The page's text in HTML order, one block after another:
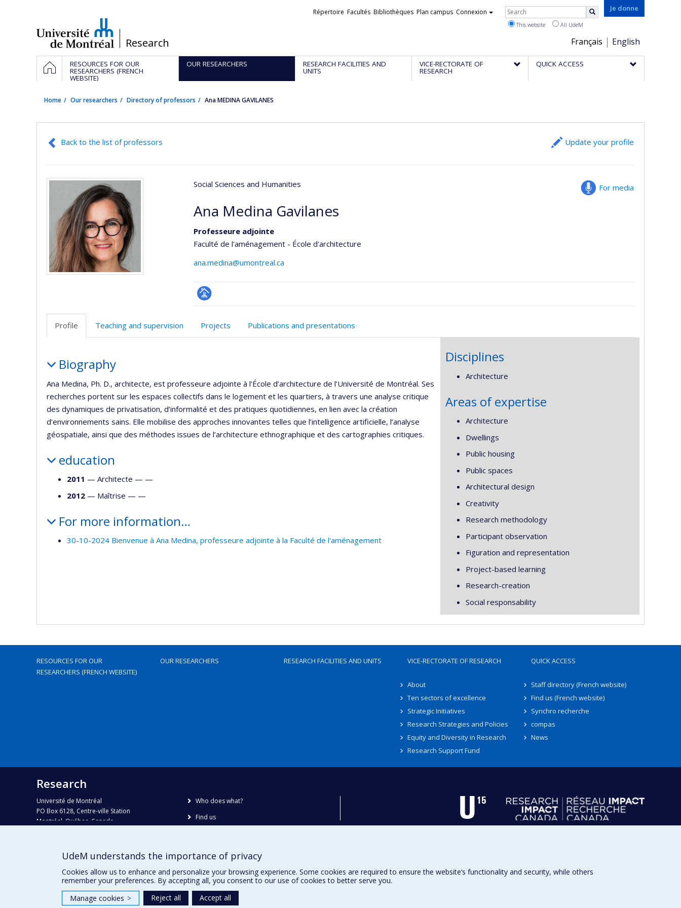
/Research
Je donne
Choix
de
la
Français English
Liens
Répertoire Facultés Bibliothèques Plan campus Connexion Rechercher
This website All UdeM
Navigation
principale
HOMERESOURCES FOR OUR
RESEARCHERS (FRENCH
WEBSITE)
OUR RESEARCHERS RESEARCH FACILITIES AND
UNITS
VICE-RECTORATE OF
RESEARCH
QUICK ACCESS
Home Our researchers Directory of professors Ana MEDINA GAVILANES
Back to the list of professors Update your profile
For media
Social Sciences and Humanities
Ana Medina Gavilanes
Professeure adjointe
Faculté de l'aménagement - École d'architecture
ana.medina@umontreal.ca
Page
(faculté,département,école)
Profile Teaching and supervision Projects Publications and presentations
Biography
Ana Medina, Ph. D., architecte, est professeure adjointe à l’École d’architecture de l’Université de Montréal. Ses
recherches portent sur les espaces collectifs dans le logement et les quartiers, à travers une analyse critique
des dynamiques de privatisation, d’informalité et des pratiques quotidiennes, en lien avec la création
d’environnements sains. Elle mobilise des approches innovantes telles que l’intelligence artificielle, l’analyse
géospatiale, ainsi que des méthodes issues de l’architecture ethnographique et des cartographies critiques.
education
2011 — Architecte — —
2012 — Maîtrise — —
For more information…
30-10-2024 Bienvenue à Ana Medina, professeure adjointe à la Faculté de l'aménagement
Disciplines
Architecture
Areas of expertise
Architecture
Dwellings
Public housing
Public spaces
Architectural design
Creativity
Research methodology
Participant observation
Figuration and representation
Project-based learning
Research-creation
Social responsability
RESOURCES FOR OUR
RESEARCHERS (FRENCH WEBSITE)
OUR RESEARCHERS RESEARCH FACILITIES AND UNITS VICE-RECTORATE OF RESEARCH
About
Ten sectors of excellence
Strategic Initiatives
Research Strategies and Policies
Equity and Diversity in Research
Research Support Fund
QUICK ACCESS
Staff directory (French website)
Find us (French website)
Synchro recherche
compas
News
Research
Université de Montréal
PO Box 6128, Centre-ville Station
Montréal, Québec, Canada
Phone : 514 343-6111, #38492
recherche@umontreal.ca
Who does what?
Find us
UdeM understands the importance of privacy
Cookies allow us to enhance and personalize your browsing experience. Some cookies are required to ensure the website’s functionality and security, while others
remember your preferences. By accepting all, you consent to our use of cookies to better serve you.
Manage cookies > Reject all Accept all